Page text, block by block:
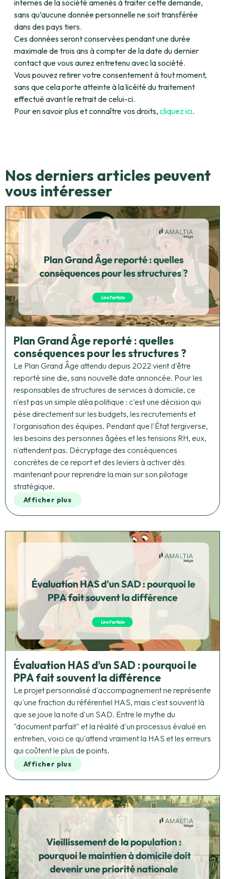
internes de la société amenés à traiter cette demande,
sans qu’aucune donnée personnelle ne soit transférée
dans des pays tiers.
Ces données seront conservées pendant une durée
maximale de trois ans à compter de la date du dernier
contact que vous aurez entretenu avec la société.
Vous pouvez retirer votre consentement à tout moment,
sans que cela porte atteinte à la licéité du traitement
effectué avant le retrait de celui-ci.
Pour en savoir plus et connaître vos droits, cliquez ici.
Nos derniers articles peuvent
vous intéresser
Plan Grand Âge reporté : quelles
conséquences pour les structures ?
Le Plan Grand Âge attendu depuis 2022 vient d'être
reporté sine die, sans nouvelle date annoncée. Pour les
responsables de structures de services à domicile, ce
n'est pas un simple aléa politique : c'est une décision qui
pèse directement sur les budgets, les recrutements et
l'organisation des équipes. Pendant que l'État tergiverse,
les besoins des personnes âgées et les tensions RH, eux,
n'attendent pas. Décryptage des conséquences
concrètes de ce report et des leviers à activer dès
maintenant pour reprendre la main sur son pilotage
stratégique.
Afficher plus
Évaluation HAS d’un SAD : pourquoi le
PPA fait souvent la différence
Le projet personnalisé d'accompagnement ne représente
qu'une fraction du référentiel HAS, mais c'est souvent là
que se joue la note d'un SAD. Entre le mythe du
"document parfait" et la réalité d'un processus évalué en
entretien, voici ce qu'attend vraiment la HAS et les erreurs
qui coûtent le plus de points.
Afficher plus